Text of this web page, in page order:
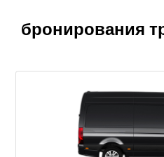
бронирования